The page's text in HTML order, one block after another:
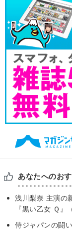
あなたへのお
浅川梨奈 主演の
『黒い乙女 Ｑ』
侍ジャパンの闘